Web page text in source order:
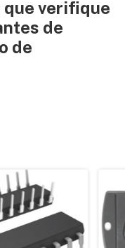
que verifique
de
de